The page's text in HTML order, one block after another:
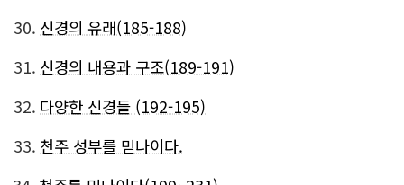
30. 신경의 유래(185-188)
31. 신경의 내용과 구조(189-191)
32. 다양한 신경들 (192-195)
33. 천주 성부를 믿나이다.